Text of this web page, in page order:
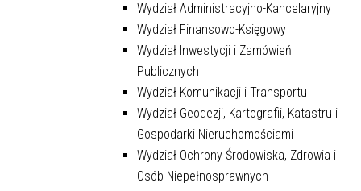
Wydział Administracyjno-Kancelaryjny
Wydział Finansowo-Księgowy
Wydział Inwestycji i Zamówień
Publicznych
Wydział Komunikacji i Transportu
Wydział Geodezji, Kartografii, Katastru i
Gospodarki Nieruchomościami
Wydział Ochrony Środowiska, Zdrowia i
Osób Niepełnosprawnych